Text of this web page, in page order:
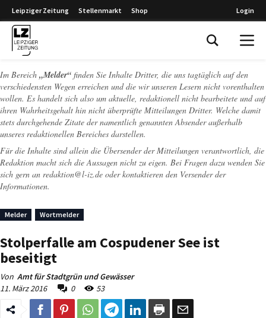
Leipziger Zeitung Stellenmarkt Shop Login
Im Bereich „Melder“ finden Sie Inhalte Dritter, die uns tagtäglich auf den
verschiedensten Wegen erreichen und die wir unseren Lesern nicht vorenthalten
wollen. Es handelt sich also um aktuelle, redaktionell nicht bearbeitete und auf
ihren Wahrheitsgehalt hin nicht überprüfte Mitteilungen Dritter. Welche damit
stets durchgehende Zitate der namentlich genannten Absender außerhalb
unseres redaktionellen Bereiches darstellen.
Für die Inhalte sind allein die Übersender der Mitteilungen verantwortlich, die
Redaktion macht sich die Aussagen nicht zu eigen. Bei Fragen dazu wenden Sie
sich gern an redaktion@l-iz.de oder kontaktieren den Versender der
Informationen.
Melder Wortmelder
Stolperfalle am Cospudener See ist
beseitigt
Von Amt für Stadtgrün und Gewässer
11. März 2016
0 53